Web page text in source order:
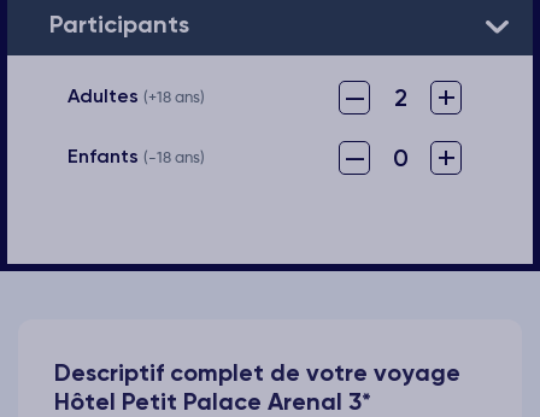
Participants
Adultes (+18 ans) – 2 +
Enfants (-18 ans) – 0 +
Descriptif complet de votre voyage
Hôtel Petit Palace Arenal 3*